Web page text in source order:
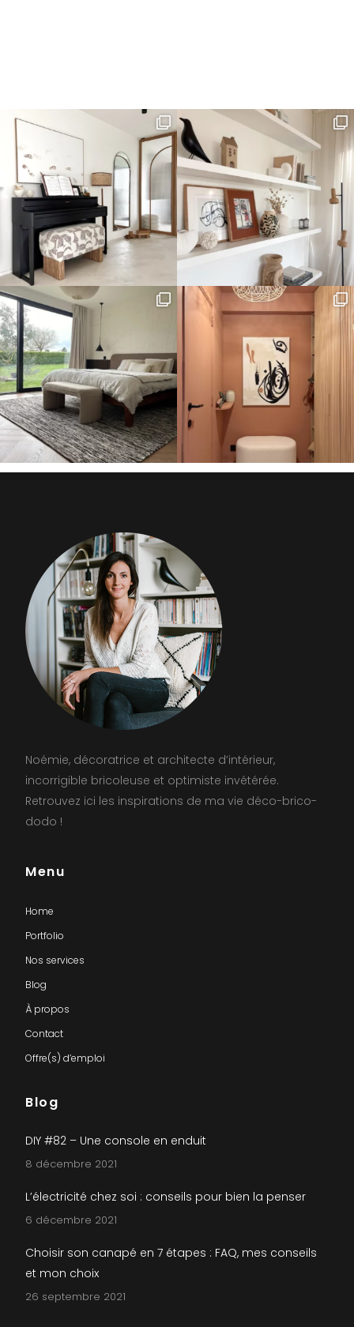
Noémie, décoratrice et architecte d’intérieur,
incorrigible bricoleuse et optimiste invétérée.
Retrouvez ici les inspirations de ma vie déco-brico-
dodo !
Menu
Home
Portfolio
Nos services
Blog
À propos
Contact
Offre(s) d’emploi
Blog
DIY #82 – Une console en enduit
8 décembre 2021
L’électricité chez soi : conseils pour bien la penser
6 décembre 2021
Choisir son canapé en 7 étapes : FAQ, mes conseils
et mon choix
26 septembre 2021